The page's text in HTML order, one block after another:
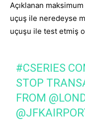
Açıklanan
uçuş ile neredeyse
uçuşu ile test etmiş
#CSERIES
STOP
FROM